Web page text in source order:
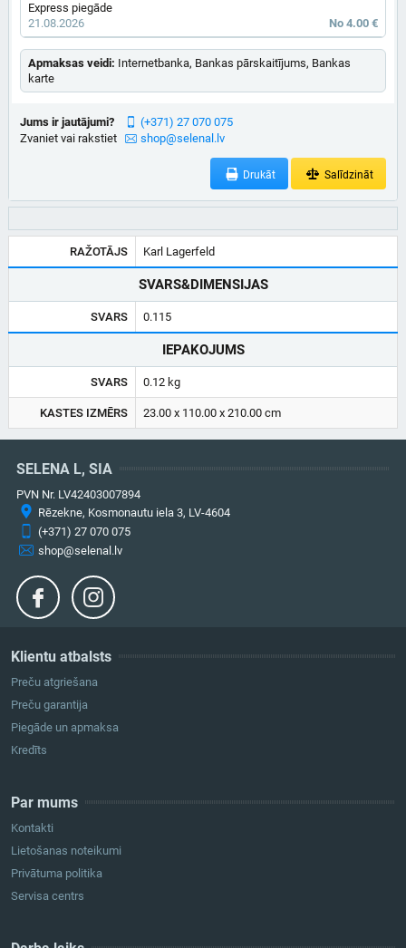
Express piegāde
21.08.2026
No 4.00 €
Apmaksas veidi: Internetbanka, Bankas pārskaitījums, Bankas
karte
Jums ir jautājumi?
Zvaniet vai rakstiet
(+371) 27 070 075
shop@selenal.lv
Drukāt Salīdzināt
RAŽOTĀJS Karl Lagerfeld
SVARS&DIMENSIJAS
SVARS 0.115
IEPAKOJUMS
SVARS 0.12 kg
KASTES IZMĒRS 23.00 x 110.00 x 210.00 cm
Klientu atbalsts
Preču atgriešana
Preču garantija
Piegāde un apmaksa
Kredīts
Par mums
Kontakti
Lietošanas noteikumi
Privātuma politika
Servisa centrs
SELENA L, SIA
PVN Nr. LV42403007894
Rēzekne, Kosmonautu iela 3, LV-4604
(+371) 27 070 075
shop@selenal.lv